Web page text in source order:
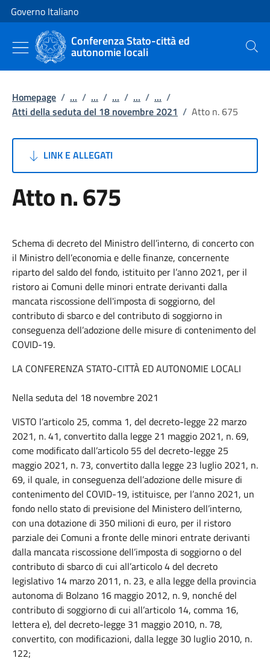
Vai al contenuto
Vai alla navigazione del sito
Governo Italiano
Conferenza Stato-città ed
autonomie locali Cerca
Homepage / ... / ... / ... / ... / ... /
Atti della seduta del 18 novembre 2021 / Atto n. 675
LINK E ALLEGATI
Atto n. 675
Schema di decreto del Ministro dell’interno, di concerto con
il Ministro dell’economia e delle finanze, concernente
riparto del saldo del fondo, istituito per l’anno 2021, per il
ristoro ai Comuni delle minori entrate derivanti dalla
mancata riscossione dell'imposta di soggiorno, del
contributo di sbarco e del contributo di soggiorno in
conseguenza dell’adozione delle misure di contenimento del
COVID-19.
LA CONFERENZA STATO-CITTÀ ED AUTONOMIE LOCALI
Nella seduta del 18 novembre 2021
VISTO l’articolo 25, comma 1, del decreto-legge 22 marzo
2021, n. 41, convertito dalla legge 21 maggio 2021, n. 69,
come modificato dall’articolo 55 del decreto-legge 25
maggio 2021, n. 73, convertito dalla legge 23 luglio 2021, n.
69, il quale, in conseguenza dell’adozione delle misure di
contenimento del COVID-19, istituisce, per l’anno 2021, un
fondo nello stato di previsione del Ministero dell’interno,
con una dotazione di 350 milioni di euro, per il ristoro
parziale dei Comuni a fronte delle minori entrate derivanti
dalla mancata riscossione dell’imposta di soggiorno o del
contributo di sbarco di cui all’articolo 4 del decreto
legislativo 14 marzo 2011, n. 23, e alla legge della provincia
autonoma di Bolzano 16 maggio 2012, n. 9, nonché del
contributo di soggiorno di cui all’articolo 14, comma 16,
lettera e), del decreto-legge 31 maggio 2010, n. 78,
convertito, con modificazioni, dalla legge 30 luglio 2010, n.
122;